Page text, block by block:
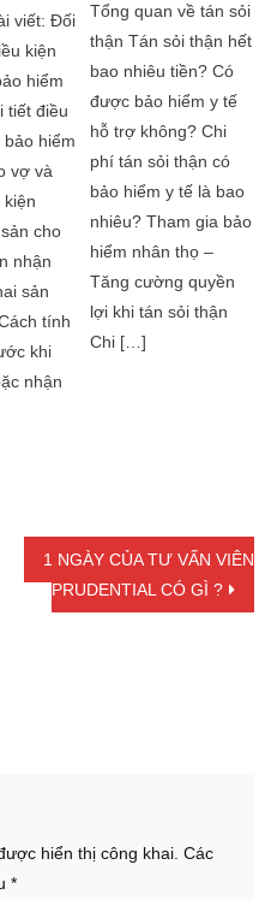
viết: Đối
kiện
hiểm
tiết điều
hiểm
vợ và
cho
nhận
sản
tính
khi
nhận
Tổng quan về tán sỏi
thận Tán sỏi thận hết
bao nhiêu tiền? Có
được bảo hiểm y tế
hỗ trợ không? Chi
phí tán sỏi thận có
bảo hiểm y tế là bao
nhiêu? Tham gia bảo
hiểm nhân thọ –
Tăng cường quyền
lợi khi tán sỏi thận
Chi […]
1 NGÀY CỦA TƯ VẤN VIÊN
PRUDENTIAL CÓ GÌ ?
hiển thị công khai. Các
*